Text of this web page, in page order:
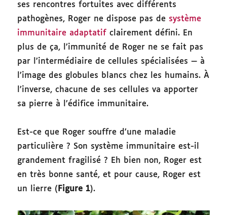
ses rencontres fortuites avec différents
pathogènes, Roger ne dispose pas de système
immunitaire adaptatif clairement défini. En
plus de ça, l’immunité de Roger ne se fait pas
par l’intermédiaire de cellules spécialisées — à
l’image des globules blancs chez les humains. À
l’inverse, chacune de ses cellules va apporter
sa pierre à l’édifice immunitaire.
Est-ce que Roger souffre d’une maladie
particulière ? Son système immunitaire est-il
grandement fragilisé ? Eh bien non, Roger est
en très bonne santé, et pour cause, Roger est
un lierre (Figure 1).